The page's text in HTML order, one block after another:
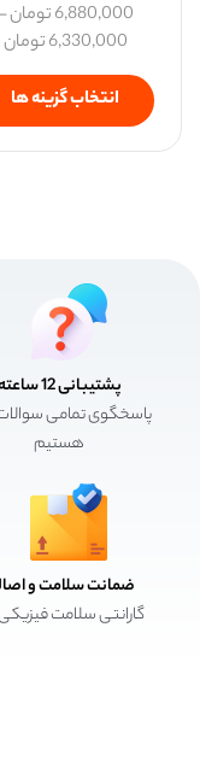
6,880,000تومان
6,330,000تومان
انتخاب گزینه ها
پشتیبانی 12 ساعته
پاسخگوی تمامی
هستیم
ضمانت سلامت و
گارانتی سلامت فیزیکی